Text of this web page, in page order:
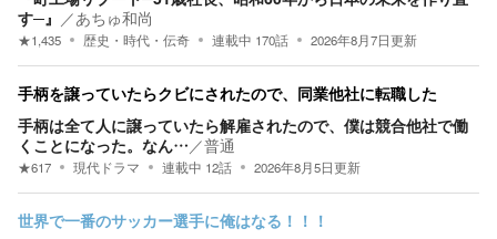
す─』 ／あちゅ和尚
★1,435 歴史・時代・伝奇 連載中 170話 2026年8月7日更新
手柄を譲っていたらクビにされたので、同業他社に転職した
手柄は全て人に譲っていたら解雇されたので、僕は競合他社で働
くことになった。なん… ／普通
★617 現代ドラマ 連載中 12話 2026年8月5日更新
世界で一番のサッカー選手に俺はなる！！！